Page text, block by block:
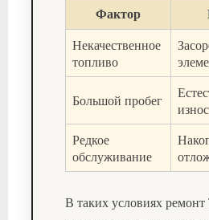
Фактор
Некачественное
топливо
Большой пробег
Редкое
обслуживание
В таких условиях